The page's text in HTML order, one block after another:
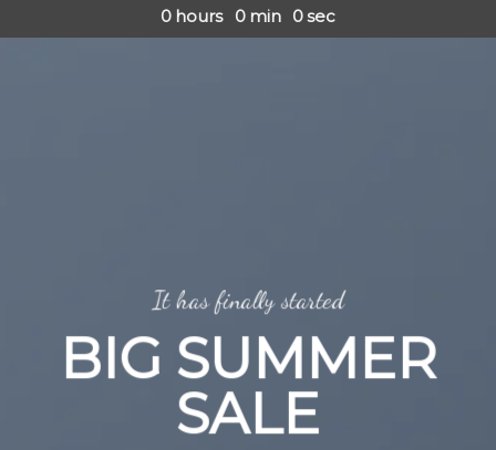
0 hours 0 min 0sec
It has finally started
BIG SUMMER
SALE